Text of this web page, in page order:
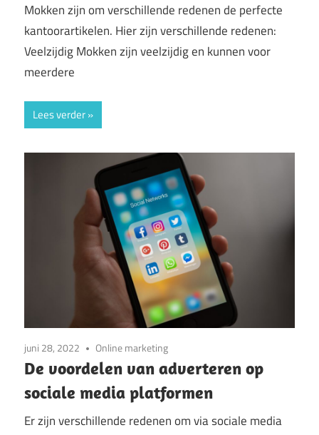
Mokken zijn om verschillende redenen de perfecte
kantoorartikelen. Hier zijn verschillende redenen:
Veelzijdig Mokken zijn veelzijdig en kunnen voor
meerdere
Lees verder
juni 28, 2022 Online marketing
De voordelen van adverteren op
sociale media platformen
Er zijn verschillende redenen om via sociale media